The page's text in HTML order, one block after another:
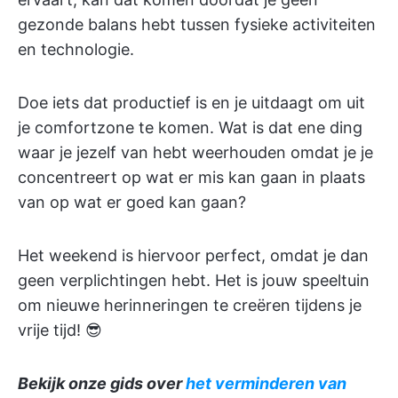
gezonde balans hebt tussen fysieke activiteiten
en technologie.
Doe iets dat productief is en je uitdaagt om uit
je comfortzone te komen. Wat is dat ene ding
waar je jezelf van hebt weerhouden omdat je je
concentreert op wat er mis kan gaan in plaats
van op wat er goed kan gaan?
Het weekend is hiervoor perfect, omdat je dan
geen verplichtingen hebt. Het is jouw speeltuin
om nieuwe herinneringen te creëren tijdens je
vrije tijd! 😎
Bekijk onze gids overhet verminderen van